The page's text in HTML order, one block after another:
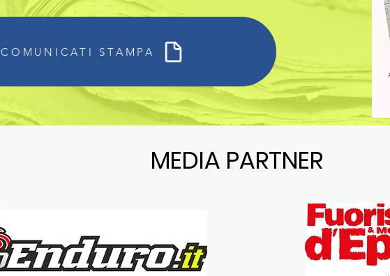
COMUNICATI STAMPA
MEDIA PARTNER